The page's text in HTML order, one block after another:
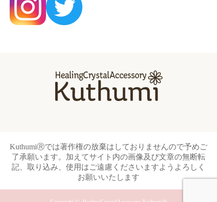
KuthumiⓇでは著作権の放棄はしておりませんので予めご
了承願います。加えてサイト内の画像及び文章の無断転
記、取り込み、使用はご遠慮くださいますようよろしく
お願いいたします